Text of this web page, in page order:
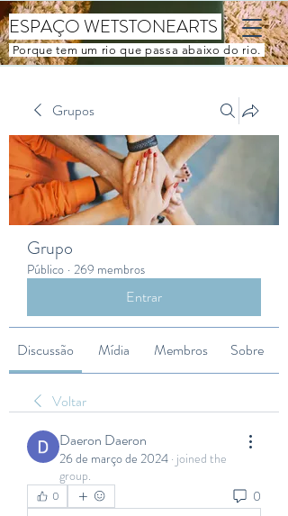
ESPAÇO WETSTONEARTS
Porque tem um rio que passa abaixo do rio.
Grupos
Grupo
Público · 269 membros
Entrar
Discussão Mídia Membros Sobre
Voltar
Daeron Daeron
26 de março de 2024 · joined the
group.
0 0